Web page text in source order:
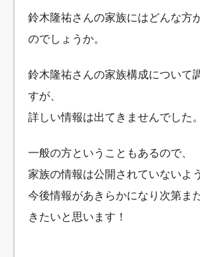
鈴木隆祐さんの家族にはどんな方
のでしょうか。
鈴木隆祐さんの家族構成について
すが、
詳しい情報は出てきませんでした。
一般の方ということもあるので、
家族の情報は公開されていないよ
今後情報があきらかになり次第ま
きたいと思います！